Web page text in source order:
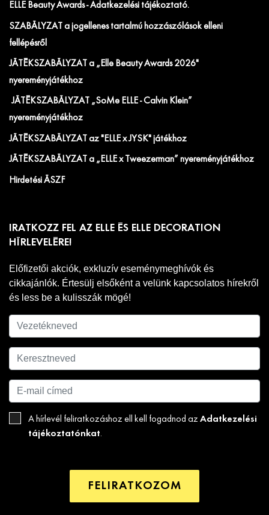
ELLE Beauty Awards - Adatkezelési tájékoztató.
SZABÁLYZAT a jogellenes tartalmú hozzászólások elleni
fellépésről
JÁTÉKSZABÁLYZAT a „Elle Beauty Awards 2026"
nyereményjátékhoz
JÁTÉKSZABÁLYZAT „SoMe ELLE - Calvin Klein”
nyereményjátékhoz
JÁTÉKSZABÁLYZAT az "ELLE x JYSK" játékhoz
JÁTÉKSZABÁLYZAT a „ELLE x Tweezerman” nyereményjátékhoz
Hirdetési ÁSZF
IRATKOZZ FEL AZ ELLE ÉS ELLE DECORATION
HÍRLEVELÉRE!
Előfizetői akciók, exkluzív eseménymeghívók és
cikkajánlók. Értesülj elsőként a velünk kapcsolatos hírekről
és less be a kulisszák mögé!
A hírlevél feliratkozáshoz ell kell fogadnod az Adatkezelési
tájékoztatónkat.
FELIRATKOZOM